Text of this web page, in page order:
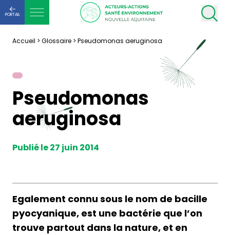
PORTAIL
Accueil > Glossaire > Pseudomonas aeruginosa
Pseudomonas
aeruginosa
Publié le 27 juin 2014
Egalement connu sous le nom de bacille
pyocyanique, est une bactérie que l’on
trouve partout dans la nature, et en